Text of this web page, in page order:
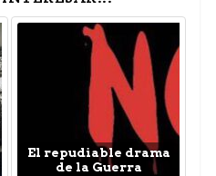
El repudiable drama
de la Guerra